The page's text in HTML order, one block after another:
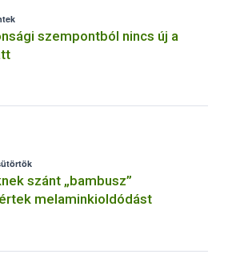
szempontból nincs új a
szánt „bambusz”
melaminkioldódást